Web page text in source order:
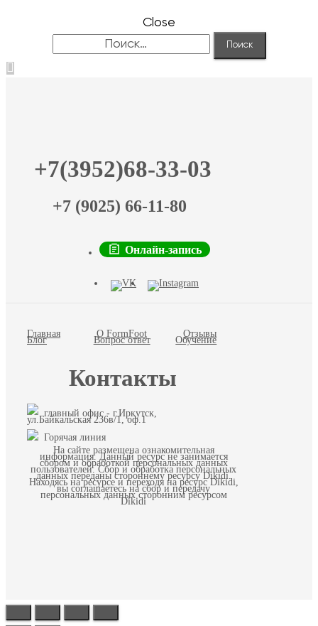
Close
+7(3952)68-33-03
+7 (9025) 66-11-80
Онлайн-запись
Главная О FormFoot Отзывы
Блог Вопрос ответ Обучение
Контакты
главный офис - г.Иркутск,
ул.Байкальская 236в/1, оф.1
Горячая линия
На сайте размещена ознакомительная
информация. Данный ресурс не занимается
сбором и обработкой персональных данных
пользователей. Сбор и обработка персональных
данных переданы стороннему ресурсу Dikidi.
Находясь на ресурсе и переходя на ресурс Dikidi,
вы соглашаетесь на сбор и передачу
персональных данных сторонним ресурсом
Dikidi